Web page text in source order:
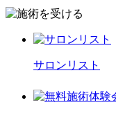
サロンリスト